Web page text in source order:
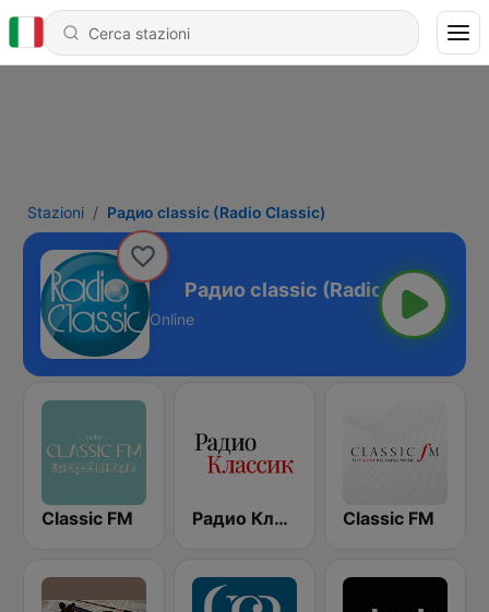
Stazioni Pадио classic (Radio Classic)
Classic)
Online
Classic FM Радио Классик (Radio Classic) Classic FM